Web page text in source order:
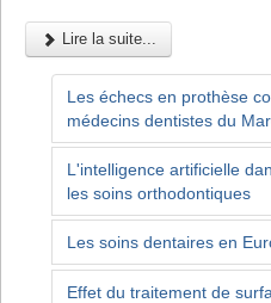
Lire la suite...
Les échecs en prothèse
médecins dentistes du
L'intelligence artificielle
les soins orthodontiques
Les soins dentaires en
Effet du traitement de